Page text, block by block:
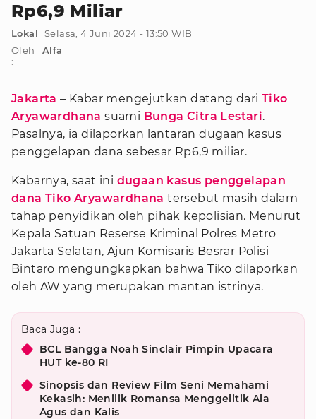
Rp6,9 Miliar
Lokal
Selasa, 4 Juni 2024 - 13:50 WIB
Oleh
:
Alfa
Jakarta – Kabar mengejutkan datang dariTiko
Aryawardhana suami Bunga Citra Lestari.
Pasalnya, ia dilaporkan lantaran dugaan kasus
penggelapan dana sebesar Rp6,9 miliar.
Kabarnya, saat ini dugaan kasus penggelapan
dana Tiko Aryawardhana tersebut masih dalam
tahap penyidikan oleh pihak kepolisian. Menurut
Kepala Satuan Reserse Kriminal Polres Metro
Jakarta Selatan, Ajun Komisaris Besrar Polisi
Bintaro mengungkapkan bahwa Tiko dilaporkan
oleh AW yang merupakan mantan istrinya.
Baca Juga :
BCL Bangga Noah Sinclair Pimpin Upacara
HUT ke-80 RI
Sinopsis dan Review Film Seni Memahami
Kekasih: Menilik Romansa Menggelitik Ala
Agus dan Kalis